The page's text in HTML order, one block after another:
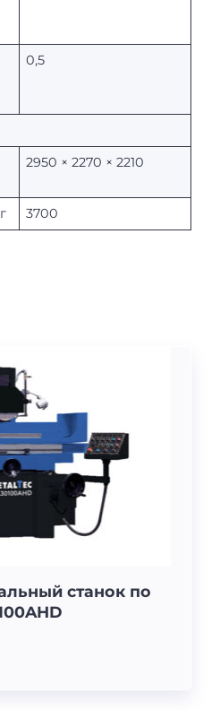
0,5
2950 × 2270 × 2210
3700
станок по